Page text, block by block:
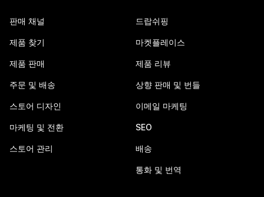
판매 채널
제품 찾기
제품 판매
주문 및 배송
스토어 디자인
마케팅 및 전환
스토어 관리
드랍쉬핑
마켓플레이스
제품 리뷰
상향 판매 및 번들
이메일 마케팅
SEO
배송
통화 및 번역